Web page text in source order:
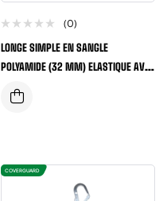
(0)
LONGE SIMPLE EN SANGLE
POLYAMIDE (32 MM) ELASTIQUE AVEC
ABSORBEUR D’ENERGIE
COVERGUARD